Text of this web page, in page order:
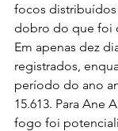
focos
dobro do que foi
Em apenas dez
registrados,
período do ano
15.613. Para Ane
fogo foi